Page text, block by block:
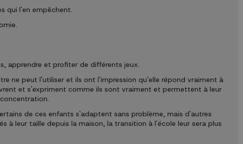
qui l'en empêchent.
apprendre et profiter de différents jeux.
ne peut l'utiliser et ils ont l'impression qu'elle répond vraiment à
et s'expriment comme ils sont vraiment et permettent à leur
de ces enfants s'adaptent sans problème, mais d'autres
à leur taille depuis la maison, la transition à l'école leur sera plus